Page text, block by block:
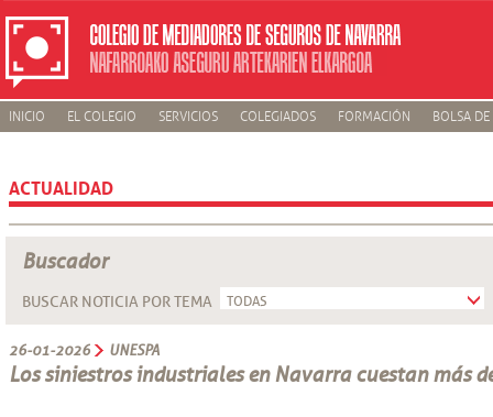
INICIO EL COLEGIO SERVICIOS COLEGIADOS FORMACIÓN BOLSA
ACTUALIDAD
Buscador
BUSCAR NOTICIA POR TEMA
26-01-2026 UNESPA
Los siniestros industriales en Navarra cuestan más